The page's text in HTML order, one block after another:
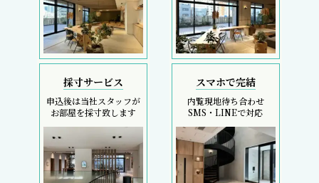
採寸サービス
申込後は当社スタッフが
お部屋を採寸致します
スマホで完結
内覧現地待ち合わせ
SMS・LINEで対応